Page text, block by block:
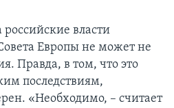
власти
Европы не может не
Правда, в том, что это
последствиям,
«Необходимо, – считает